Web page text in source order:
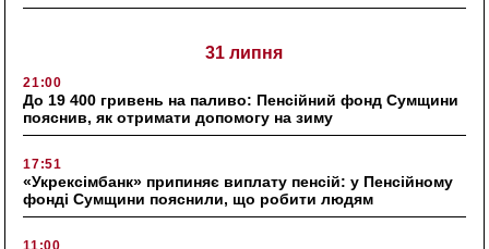
31 липня
21:00
До 19 400 гривень на паливо: Пенсійний фонд Сумщини
пояснив, як отримати допомогу на зиму
17:51
«Укрексімбанк» припиняє виплату пенсій: у Пенсійному
фонді Сумщини пояснили, що робити людям
11:00